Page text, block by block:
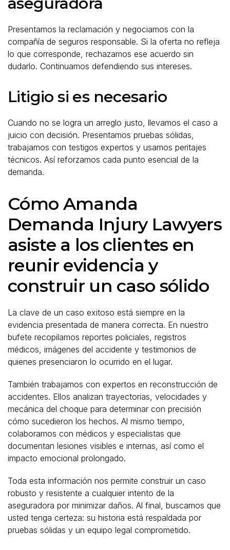
Presentamos la reclamación y negociamos con la
compañía de seguros responsable. Si la oferta no refleja
lo que corresponde, rechazamos ese acuerdo sin
dudarlo. Continuamos defendiendo sus intereses.
Litigio si es necesario
Cuando no se logra un arreglo justo, llevamos el caso a
juicio con decisión. Presentamos pruebas sólidas,
trabajamos con testigos expertos y usamos peritajes
técnicos. Así reforzamos cada punto esencial de la
demanda.
Cómo Amanda
Demanda Injury Lawyers
asiste a los clientes en
reunir evidencia y
construir un caso sólido
La clave de un caso exitoso está siempre en la
evidencia presentada de manera correcta. En nuestro
bufete recopilamos reportes policiales, registros
médicos, imágenes del accidente y testimonios de
quienes presenciaron lo ocurrido en el lugar.
También trabajamos con expertos en reconstrucción de
accidentes. Ellos analizan trayectorias, velocidades y
mecánica del choque para determinar con precisión
cómo sucedieron los hechos. Al mismo tiempo,
colaboramos con médicos y especialistas que
documentan lesiones visibles e internas, así como el
impacto emocional prolongado.
Toda esta información nos permite construir un caso
robusto y resistente a cualquier intento de la
aseguradora por minimizar daños. Al final, buscamos que
usted tenga certeza: su historia está respaldada por
pruebas sólidas y un equipo legal comprometido.